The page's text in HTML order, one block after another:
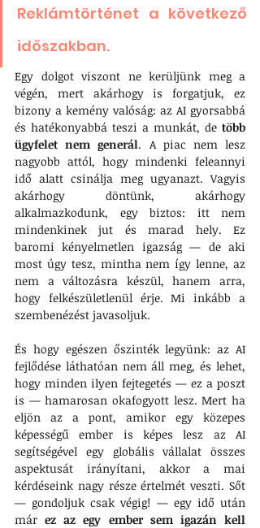
Reklámtörténet a következő
időszakban.
Egy dolgot viszont ne kerüljünk meg a
végén, mert akárhogy is forgatjuk, ez
bizony a kemény valóság: az AI gyorsabbá
és hatékonyabbá teszi a munkát, de több
ügyfelet nem generál. A piac nem lesz
nagyobb attól, hogy mindenki feleannyi
idő alatt csinálja meg ugyanazt. Vagyis
akárhogy döntünk, akárhogy
alkalmazkodunk, egy biztos: itt nem
mindenkinek jut és marad hely. Ez
baromi kényelmetlen igazság — de aki
most úgy tesz, mintha nem így lenne, az
nem a változásra készül, hanem arra,
hogy felkészületlenül érje. Mi inkább a
szembenézést javasoljuk.
És hogy egészen őszinték legyünk: az AI
fejlődése láthatóan nem áll meg, és lehet,
hogy minden ilyen fejtegetés — ez a poszt
is — hamarosan okafogyott lesz. Mert ha
eljön az a pont, amikor egy közepes
képességű ember is képes lesz az AI
segítségével egy globális vállalat összes
aspektusát irányítani, akkor a mai
kérdéseink nagy része értelmét veszti. Sőt
— gondoljuk csak végig! — egy idő után
már ez az egy ember sem igazán kell